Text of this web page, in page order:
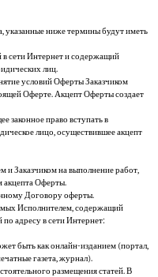
указанные ниже термины будут иметь
сети Интернет и содержащий
лиц.
условий Оферты Заказчиком
Оферте. Акцепт Оферты создает
законное право вступать в
лицо, осуществившее акцепт
Заказчиком на выполнение работ,
акцепта Оферты.
Договору оферты.
Исполнителем, содержащий
адресу в сети Интернет:
быть как онлайн-изданием (портал,
газета, журнал).
размещения статей. В